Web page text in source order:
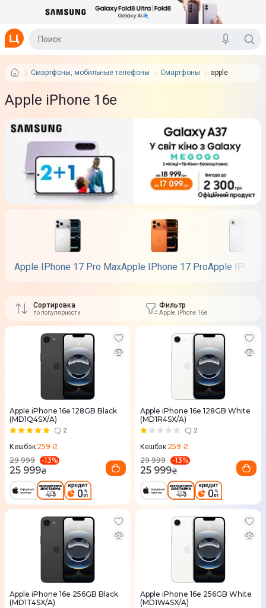
Смартфоны, мобильные телефоны Смартфоны apple
Apple iPhone 16e
Apple IPhone 17 Pro MaxApple IPhone 17 ProApple IPhone
Сортировка
по популярности
Фильтр
Apple, iPhone 16e
Apple iPhone 16e 128GB Black
(MD1Q4SX/A)
2
Кешбэк 259 ₴
29 999
-13%
25 999₴
Apple iPhone 16e 128GB White
(MD1R4SX/A)
2
Кешбэк 259 ₴
29 999
-13%
25 999₴
Apple iPhone 16e 256GB Black
(MD1T4SX/A)
Apple iPhone 16e 256GB White
(MD1W4SX/A)